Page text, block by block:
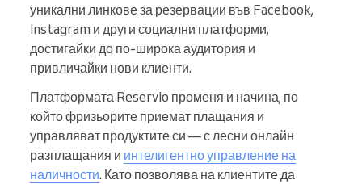
уникални линкове за резервации във Facebook,
Instagram и други социални платформи,
достигайки до по-широка аудитория и
привличайки нови клиенти.
Платформата Reservio променя и начина, по
който фризьорите приемат плащания и
управляват продуктите си — с лесни онлайн
разплащания и интелигентно управление на
наличности. Като позволява на клиентите да